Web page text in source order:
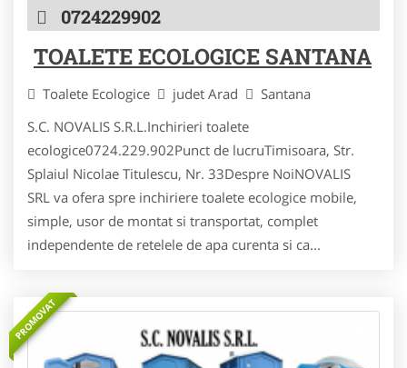
0724229902
TOALETE ECOLOGICE SANTANA
Toalete Ecologice judet Arad
Santana
S.C. NOVALIS S.R.L.Inchirieri toalete
ecologice0724.229.902Punct de lucruTimisoara, Str.
Splaiul Nicolae Titulescu, Nr. 33Despre NoiNOVALIS
SRL va ofera spre inchiriere toalete ecologice mobile,
simple, usor de montat si transportat, complet
independente de retelele de apa curenta si ca...
PROMOVAT